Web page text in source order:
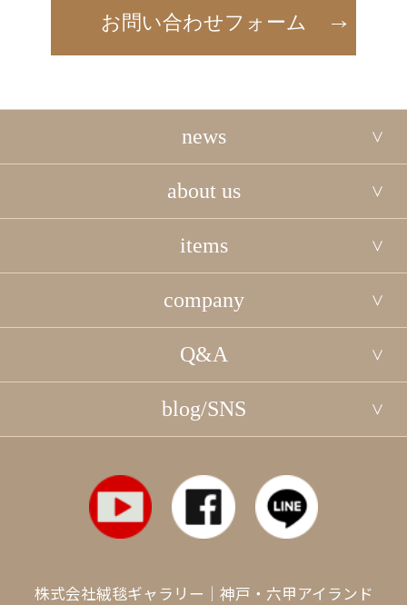
お問い合わせフォーム
news
about us
items
company
Q&A
blog/SNS
株式会社絨毯ギャラリー｜神戸・六甲アイランド